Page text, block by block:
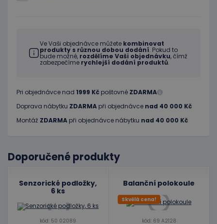
Ve Vaši objednávce můžete kombinovat
produkty s různou dobou dodání. Pokud to
bude možné, rozdělíme Vaši objednávku, čímž
zabezpečíme rychlejší dodání produktů.
Pri objednávce nad 1999 Kč poštovné ZDARMA
Doprava nábytku ZDARMA při objednávce nad 40 000 Kč
Montáž ZDARMA při objednávce nábytku nad 40 000 Kč
Doporučené produkty
Senzorické podložky,
6 ks
kód: 50 02089
Balanční polokoule
Skvělá cena!
kód: 69 A2128